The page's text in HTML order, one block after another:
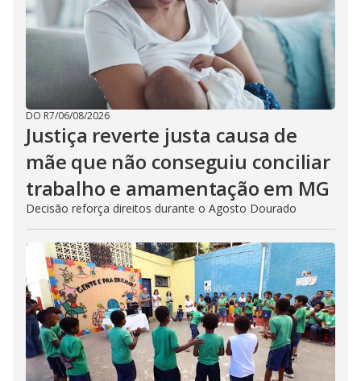
DO R7/06/08/2026
Justiça reverte justa causa de
mãe que não conseguiu conciliar
trabalho e amamentação em MG
Decisão reforça direitos durante o Agosto Dourado